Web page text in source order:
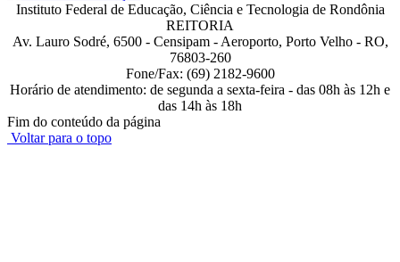
Instituto Federal de Educação, Ciência e Tecnologia de Rondônia
REITORIA
Av. Lauro Sodré, 6500 - Censipam - Aeroporto, Porto Velho - RO,
76803-260
Fone/Fax: (69) 2182-9600
Horário de atendimento: de segunda a sexta-feira - das 08h às 12h e
das 14h às 18h
Fim do conteúdo da página
Voltar para o topo